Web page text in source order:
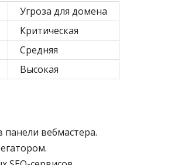
Угроза для домена
Критическая
Средняя
Высокая
вебмастера.